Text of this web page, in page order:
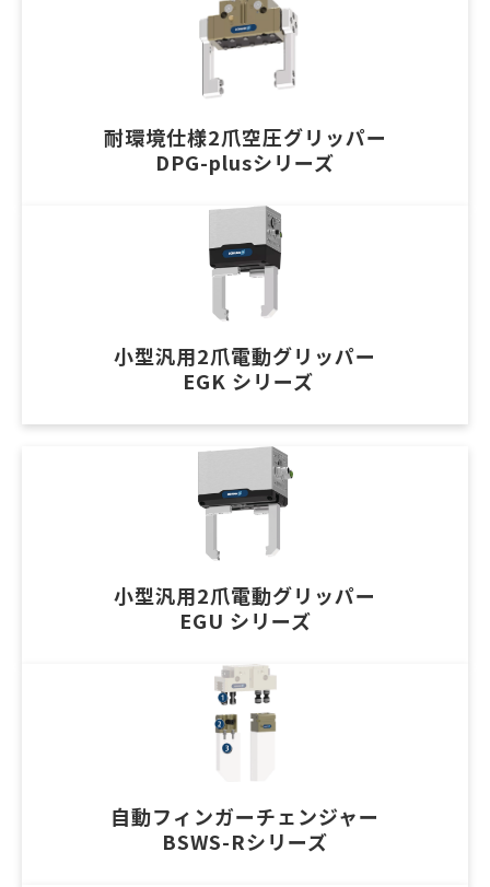
耐環境仕様2爪空圧グリッパー
DPG-plusシリーズ
小型汎用2爪電動グリッパー
EGK シリーズ
小型汎用2爪電動グリッパー
EGU シリーズ
自動フィンガーチェンジャー
BSWS-Rシリーズ